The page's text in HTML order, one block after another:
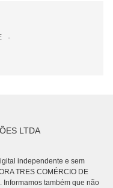
LTDA
independente e sem
TRES COMÉRCIO DE
Informamos também que não